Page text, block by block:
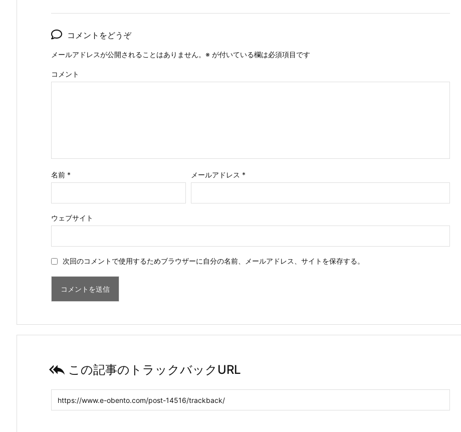
コメントをどうぞ
メールアドレスが公開されることはありません。 ※ が付いている欄は必須項目です
コメント
名前 * メールアドレス *
ウェブサイト
次回のコメントで使用するためブラウザーに自分の名前、メールアドレス、サイトを保存する。
 この記事のトラックバックURL